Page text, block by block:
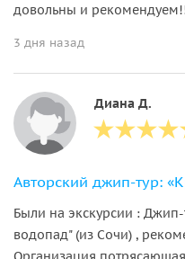
довольны и
3 дня назад
Диана Д.
Были на экскурсии : Джип-
водопад" (из Сочи) ,